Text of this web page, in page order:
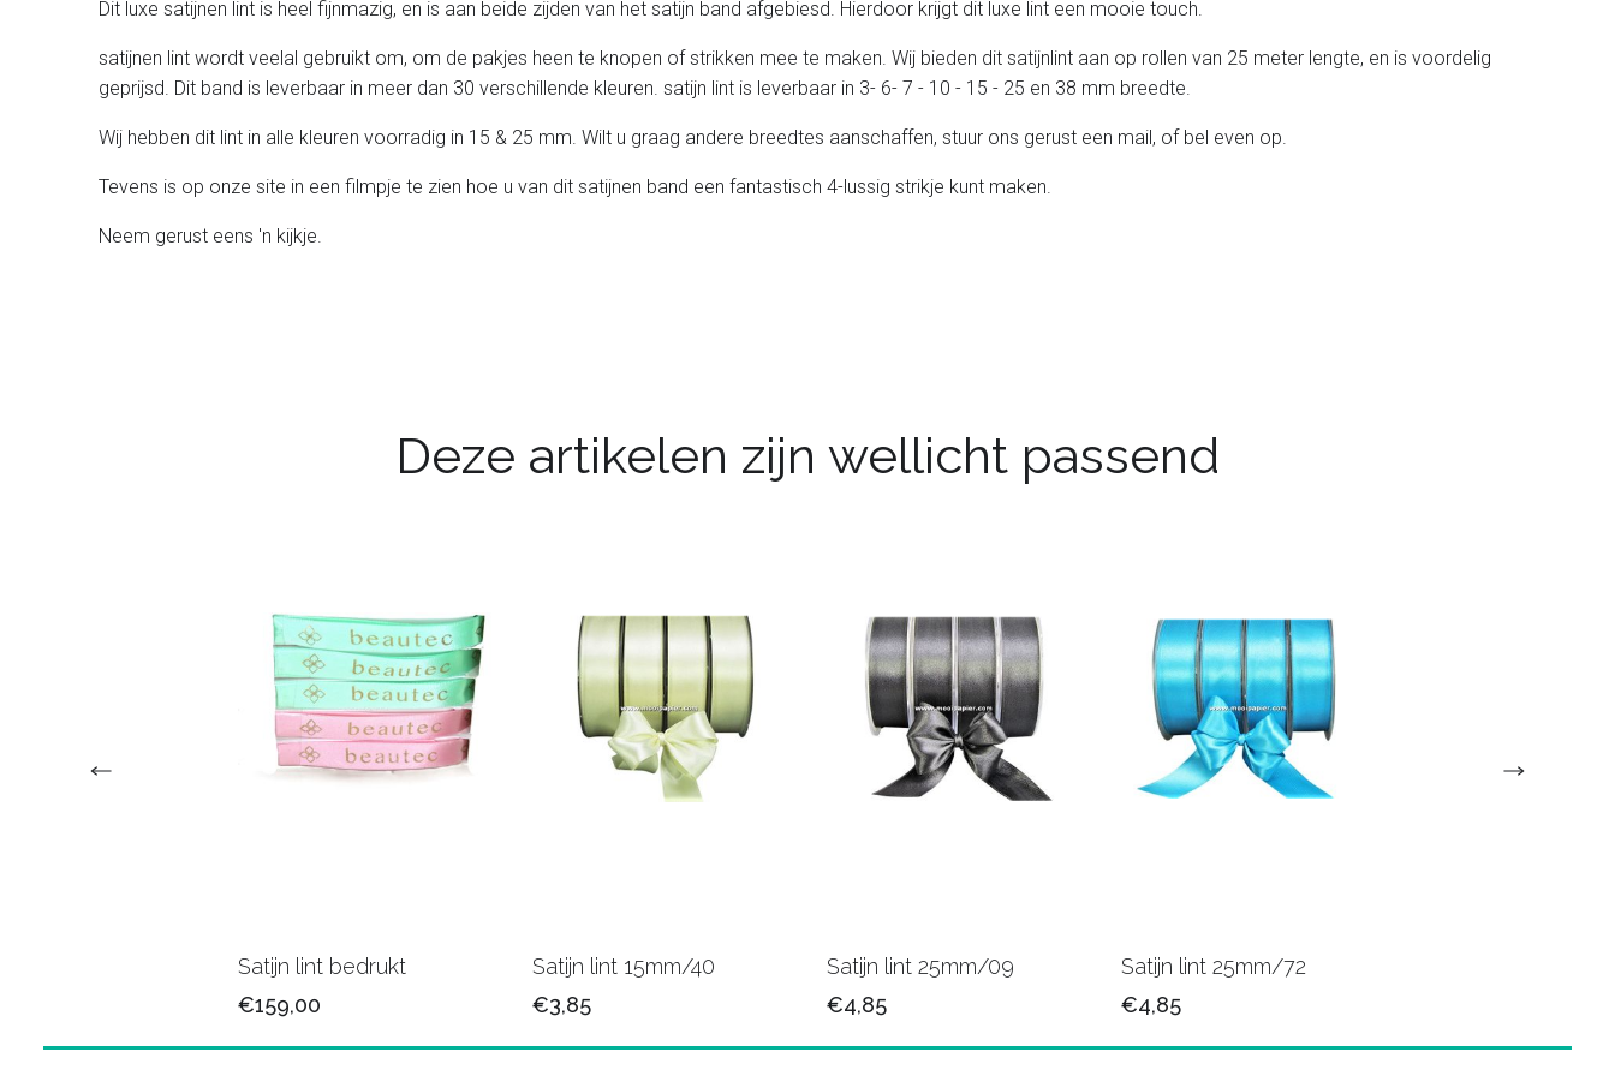
Dit luxe satijnen lint is heel fijnmazig, en is aan beide zijden van het satijn band afgebiesd. Hierdoor krijgt dit luxe lint een mooie touch.
satijnen lint wordt veelal gebruikt om, om de pakjes heen te knopen of strikken mee te maken. Wij bieden dit satijnlint aan op rollen van 25 meter lengte, en is voordelig
geprijsd. Dit band is leverbaar in meer dan 30 verschillende kleuren. satijn lint is leverbaar in 3- 6- 7 - 10 - 15 - 25 en 38 mm breedte.
Wij hebben dit lint in alle kleuren voorradig in 15 & 25 mm. Wilt u graag andere breedtes aanschaffen, stuur ons gerust een mail, of bel even op.
Tevens is op onze site in een filmpje te zien hoe u van dit satijnen band een fantastisch 4-lussig strikje kunt maken.
Neem gerust eens 'n kijkje.
Deze artikelen zijn wellicht passend
Satijn lint bedrukt
€159,00
Satijn lint 15mm/40
€3,85
Satijn lint 25mm/09
€4,85
Satijn lint 25mm/72
€4,85